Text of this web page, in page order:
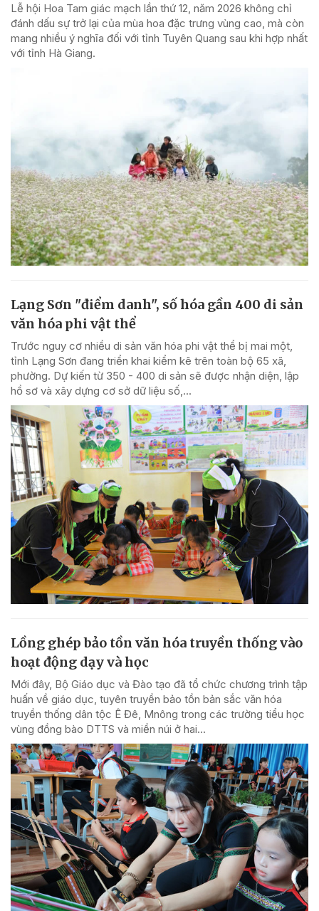
Lễ hội Hoa Tam giác mạch lần thứ 12, năm 2026 không chỉ
đánh dấu sự trở lại của mùa hoa đặc trưng vùng cao, mà còn
mang nhiều ý nghĩa đối với tỉnh Tuyên Quang sau khi hợp nhất
với tỉnh Hà Giang.
Lạng Sơn "điểm danh", số hóa gần 400 di sản
văn hóa phi vật thể
Trước nguy cơ nhiều di sản văn hóa phi vật thể bị mai một,
tỉnh Lạng Sơn đang triển khai kiểm kê trên toàn bộ 65 xã,
phường. Dự kiến từ 350 - 400 di sản sẽ được nhận diện, lập
hồ sơ và xây dựng cơ sở dữ liệu số,...
Lồng ghép bảo tồn văn hóa truyền thống vào
hoạt động dạy và học
Mới đây, Bộ Giáo dục và Đào tạo đã tổ chức chương trình tập
huấn về giáo dục, tuyên truyền bảo tồn bản sắc văn hóa
truyền thống dân tộc Ê Đê, Mnông trong các trường tiểu học
vùng đồng bào DTTS và miền núi ở hai...